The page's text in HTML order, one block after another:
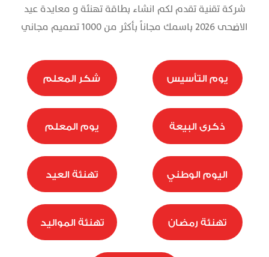
شركة تقنية تقدم لكم انشاء بطاقة تهنئة و معايدة عيد
الاضحى 2026 باسمك مجاناً بأكثر من 1000 تصميم مجاني
يوم التأسيس شكر المعلم
ذكرى البيعة يوم المعلم
اليوم الوطني تهنئة العيد
تهنئة رمضان تهنئة المواليد